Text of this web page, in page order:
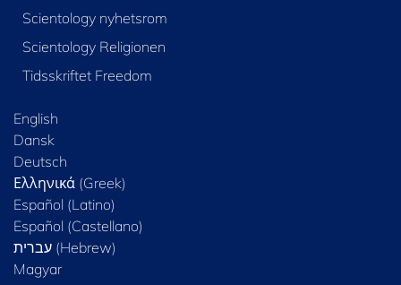
Scientology nyhetsrom
Scientology Religionen
Tidsskriftet Freedom
English
Dansk
Deutsch
Ελληνικά (Greek)
Español (Latino)
Español (Castellano)
Magyar